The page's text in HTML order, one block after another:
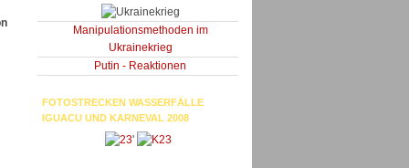
Manipulationsmethoden im
Ukrainekrieg
Putin - Reaktionen
FOTOSTRECKEN WASSERFÄLLE
IGUACU UND KARNEVAL 2008
'